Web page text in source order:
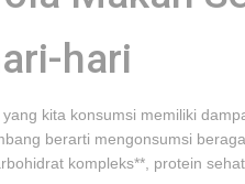
hari
kita konsumsi memiliki
berarti mengonsumsi
kompleks**, protein